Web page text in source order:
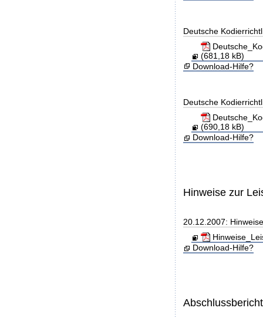
Deutsche
(681,18 kB)
Download-Hilfe?
Deutsche
(690,18 kB)
Download-Hilfe?
Hinweise zur
20.12.2007:
Download-Hilfe?